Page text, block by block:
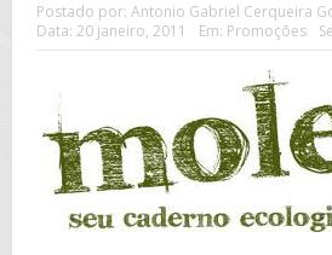
Postado por: Antonio Gabriel Cerqueira
Data: 20 janeiro, 2011 Em: Promoções